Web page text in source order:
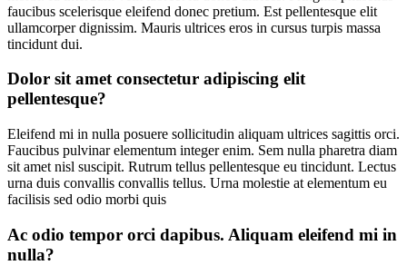
faucibus scelerisque eleifend donec pretium. Est pellentesque elit
ullamcorper dignissim. Mauris ultrices eros in cursus turpis massa
tincidunt dui.
Dolor sit amet consectetur adipiscing elit
pellentesque?
Eleifend mi in nulla posuere sollicitudin aliquam ultrices sagittis orci.
Faucibus pulvinar elementum integer enim. Sem nulla pharetra diam
sit amet nisl suscipit. Rutrum tellus pellentesque eu tincidunt. Lectus
urna duis convallis convallis tellus. Urna molestie at elementum eu
facilisis sed odio morbi quis
Ac odio tempor orci dapibus. Aliquam eleifend mi in
nulla?